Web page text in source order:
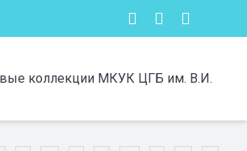
коллекции МКУК ЦГБ им. В.И.